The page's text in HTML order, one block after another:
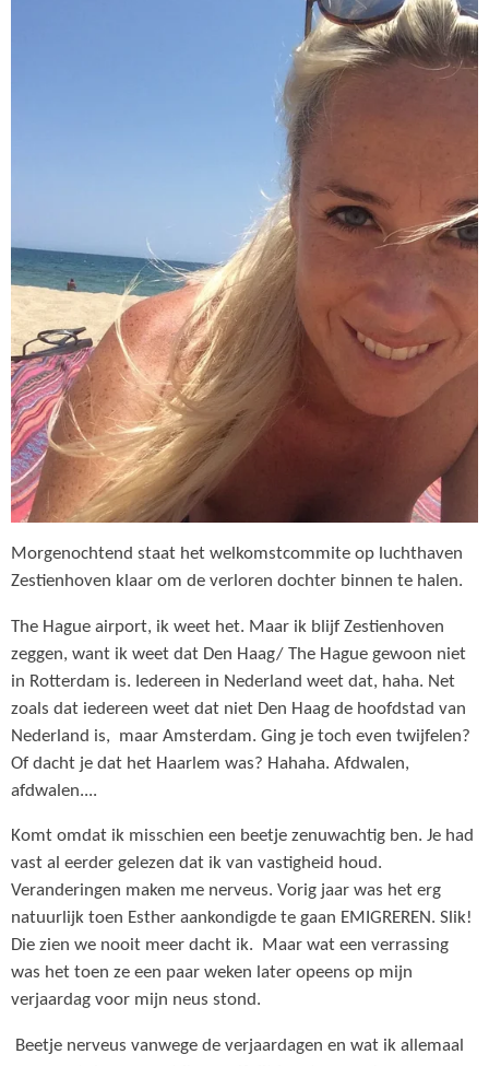
Morgenochtend staat het welkomstcommite op luchthaven
Zestienhoven klaar om de verloren dochter binnen te halen.
The Hague airport, ik weet het. Maar ik blijf Zestienhoven
zeggen, want ik weet dat Den Haag/ The Hague gewoon niet
in Rotterdam is. Iedereen in Nederland weet dat, haha. Net
zoals dat iedereen weet dat niet Den Haag de hoofdstad van
Nederland is, maar Amsterdam. Ging je toch even twijfelen?
Of dacht je dat het Haarlem was? Hahaha. Afdwalen,
afdwalen....
Komt omdat ik misschien een beetje zenuwachtig ben. Je had
vast al eerder gelezen dat ik van vastigheid houd.
Veranderingen maken me nerveus. Vorig jaar was het erg
natuurlijk toen Esther aankondigde te gaan EMIGREREN. Slik!
Die zien we nooit meer dacht ik. Maar wat een verrassing
was het toen ze een paar weken later opeens op mijn
verjaardag voor mijn neus stond.
Beetje nerveus vanwege de verjaardagen en wat ik allemaal